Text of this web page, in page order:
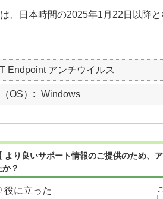
、日本時間の2025年1月22日以降
Endpoint アンチウイルス
OS） Windows
より良いサポート情報のご提供のため
か？
役に立った